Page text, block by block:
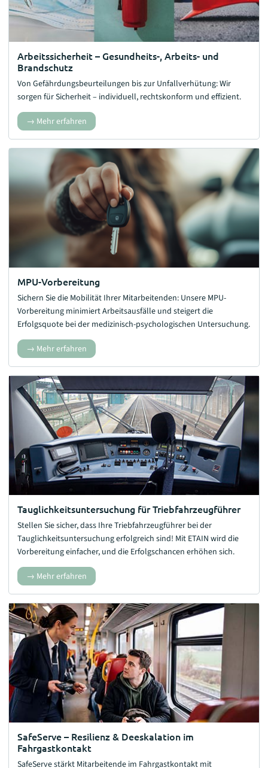
Arbeitssicherheit – Gesundheits-, Arbeits- und
Brandschutz
Von Gefährdungsbeurteilungen bis zur Unfallverhütung: Wir
sorgen für Sicherheit – individuell, rechtskonform und effizient.
Mehr erfahren
MPU-Vorbereitung
Sichern Sie die Mobilität Ihrer Mitarbeitenden: Unsere MPU-
Vorbereitung minimiert Arbeitsausfälle und steigert die
Erfolgsquote bei der medizinisch-psychologischen Untersuchung.
Mehr erfahren
Tauglichkeitsuntersuchung für Triebfahrzeugführer
Stellen Sie sicher, dass Ihre Triebfahrzeugführer bei der
Tauglichkeitsuntersuchung erfolgreich sind! Mit ETAIN wird die
Vorbereitung einfacher, und die Erfolgschancen erhöhen sich.
Mehr erfahren
SafeServe – Resilienz & Deeskalation im
Fahrgastkontakt
SafeServe stärkt Mitarbeitende im Fahrgastkontakt mit